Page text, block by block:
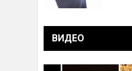
ВИДЕО